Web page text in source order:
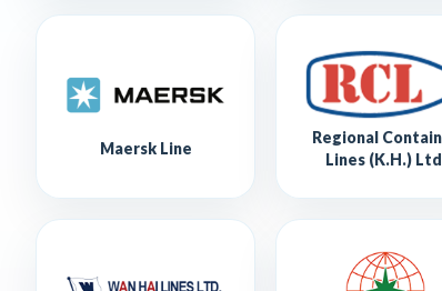
Maersk Line
Regional
Lines (K.H.)